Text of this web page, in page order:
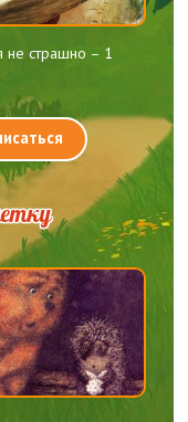
не страшно – 1